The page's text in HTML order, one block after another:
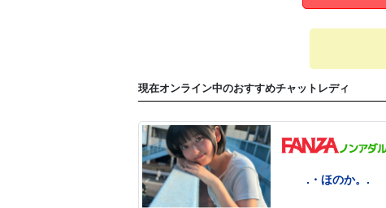
現在オンライン中のおすすめチャットレディ
.・ほのか。.